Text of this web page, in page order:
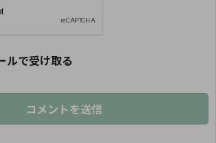
ルで受け取る